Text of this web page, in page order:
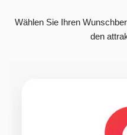
Wählen Sie Ihren
den